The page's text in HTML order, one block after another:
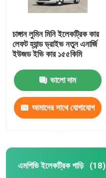
চাঙ্গান লুমিন মিনি ইলেকট্রিক কার
লেফট হ্যান্ড ড্রাইভ নতুন এনার্জি
ইউজড ইভি কার ১৫৫কিমি
ভালো দাম
আমাদের সাথে যোগাযোগ
এমপিভি ইলেকট্রিক গাড়ি (18)